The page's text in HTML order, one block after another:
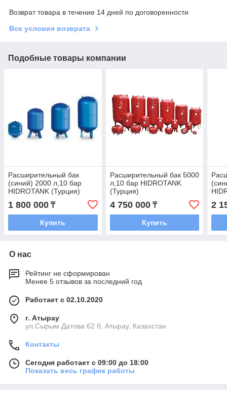
Возврат товара в течение 14 дней по договоренности
Все условия возврата
Подобные товары компании
Расширительный бак
(синий) 2000 л,10 бар
HIDROTANK (Турция)
1 800 000 ₸
Купить
Расширительный бак 5000
л,10 бар HIDROTANK
(Турция)
4 750 000₸
Купить
2
О нас
Рейтинг не сформирован
Менее 5 отзывов за последний год
Работает с 02.10.2020
г. Атырау
ул.Сырым Датова 62 б, Атырау, Казахстан
Контакты
Сегодня работает с 09:00 до 18:00
Показать весь график работы